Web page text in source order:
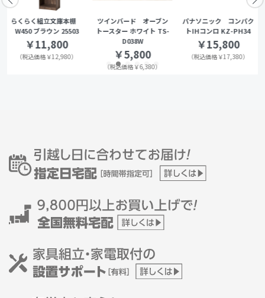
らくらく組立文庫本棚
W450 ブラウン 25503
￥11,800
（税込価格￥12,980）
ツインバード オーブン
トースター ホワイト TS-
D038W
￥5,800
（税込価格￥6,380）
パナソニック コンパク
トIHコンロ KZ-PH34
￥15,800
（税込価格￥17,380）